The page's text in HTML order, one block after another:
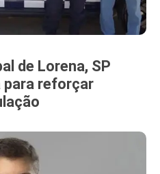
de Lorena, SP
para reforçar